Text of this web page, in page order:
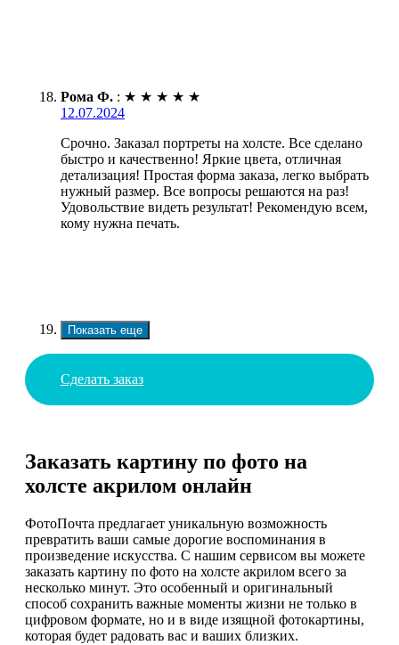
Рома Ф. : ★ ★ ★ ★ ★
12.07.2024
Срочно. Заказал портреты на холсте. Все сделано
быстро и качественно! Яркие цвета, отличная
детализация! Простая форма заказа, легко выбрать
нужный размер. Все вопросы решаются на раз!
Удовольствие видеть результат! Рекомендую всем,
кому нужна печать.
Показать еще
Сделать заказ
Заказать картину по фото на
холсте акрилом онлайн
ФотоПочта предлагает уникальную возможность
превратить ваши самые дорогие воспоминания в
произведение искусства. С нашим сервисом вы можете
заказать картину по фото на холсте акрилом всего за
несколько минут. Это особенный и оригинальный
способ сохранить важные моменты жизни не только в
цифровом формате, но и в виде изящной фотокартины,
которая будет радовать вас и ваших близких.